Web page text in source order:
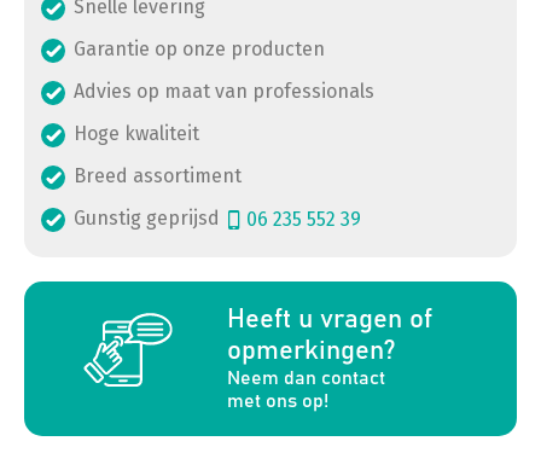
Snelle levering
Garantie op onze producten
Advies op maat van professionals
Hoge kwaliteit
Breed assortiment
Gunstig geprijsd
06 235 552 39
Heeft u vragen of
opmerkingen?
Neem dan contact
met ons op!
a